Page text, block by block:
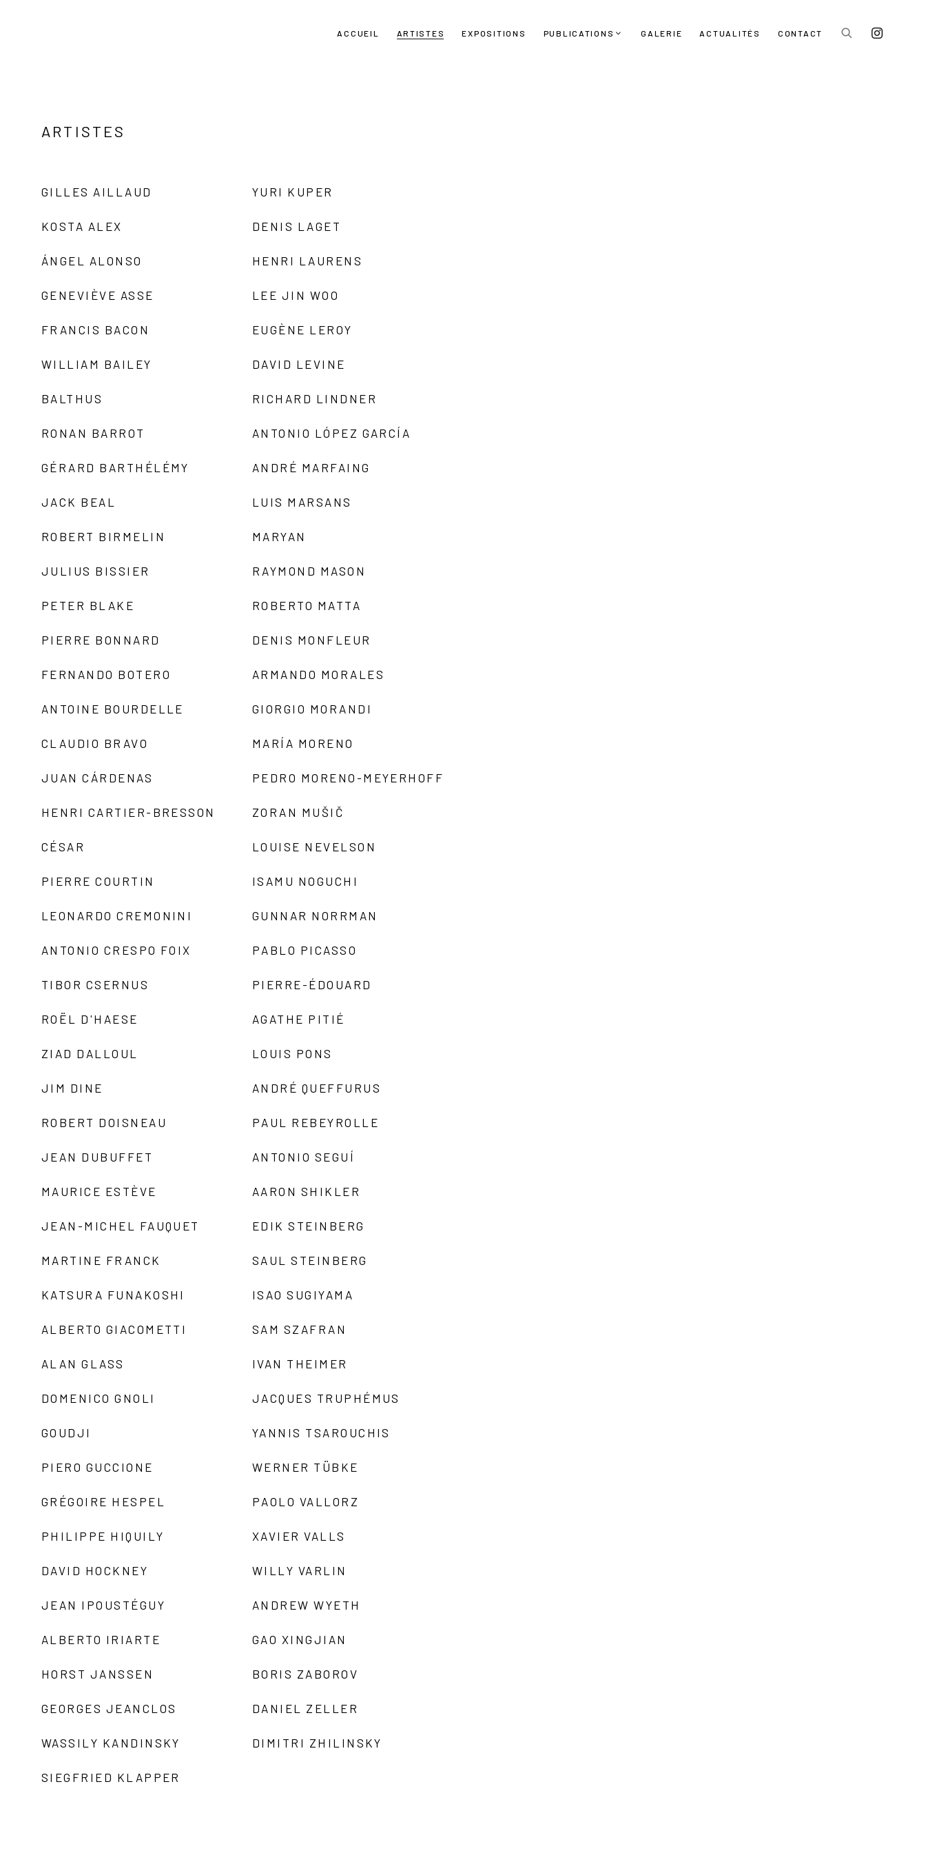
ACCUEIL ARTISTES EXPOSITIONS PUBLICATIONS GALERIE ACTUALITÉS CONTACT
ARTISTES
GILLES AILLAUD
KOSTA ALEX
ÁNGEL ALONSO
GENEVIÈVE ASSE
FRANCIS BACON
WILLIAM BAILEY
BALTHUS
RONAN BARROT
GÉRARD BARTHÉLÉMY
JACK BEAL
ROBERT BIRMELIN
JULIUS BISSIER
PETER BLAKE
PIERRE BONNARD
FERNANDO BOTERO
ANTOINE BOURDELLE
CLAUDIO BRAVO
JUAN CÁRDENAS
HENRI CARTIER-BRESSON
CÉSAR
PIERRE COURTIN
LEONARDO CREMONINI
ANTONIO CRESPO FOIX
TIBOR CSERNUS
ROËL D'HAESE
ZIAD DALLOUL
JIM DINE
ROBERT DOISNEAU
JEAN DUBUFFET
MAURICE ESTÈVE
JEAN-MICHEL FAUQUET
MARTINE FRANCK
KATSURA FUNAKOSHI
ALBERTO GIACOMETTI
ALAN GLASS
DOMENICO GNOLI
GOUDJI
PIERO GUCCIONE
GRÉGOIRE HESPEL
PHILIPPE HIQUILY
DAVID HOCKNEY
JEAN IPOUSTÉGUY
ALBERTO IRIARTE
HORST JANSSEN
GEORGES JEANCLOS
WASSILY KANDINSKY
SIEGFRIED KLAPPER
YURI KUPER
DENIS LAGET
HENRI LAURENS
LEE JIN WOO
EUGÈNE LEROY
DAVID LEVINE
RICHARD LINDNER
ANTONIO LÓPEZ GARCÍA
ANDRÉ MARFAING
LUIS MARSANS
MARYAN
RAYMOND MASON
ROBERTO MATTA
DENIS MONFLEUR
ARMANDO MORALES
GIORGIO MORANDI
MARÍA MORENO
PEDRO MORENO-MEYERHOFF
ZORAN MUŠIČ
LOUISE NEVELSON
ISAMU NOGUCHI
GUNNAR NORRMAN
PABLO PICASSO
PIERRE-ÉDOUARD
AGATHE PITIÉ
LOUIS PONS
ANDRÉ QUEFFURUS
PAUL REBEYROLLE
ANTONIO SEGUÍ
AARON SHIKLER
EDIK STEINBERG
SAUL STEINBERG
ISAO SUGIYAMA
SAM SZAFRAN
IVAN THEIMER
JACQUES TRUPHÉMUS
YANNIS TSAROUCHIS
WERNER TÜBKE
PAOLO VALLORZ
XAVIER VALLS
WILLY VARLIN
ANDREW WYETH
GAO XINGJIAN
BORIS ZABOROV
DANIEL ZELLER
DIMITRI ZHILINSKY